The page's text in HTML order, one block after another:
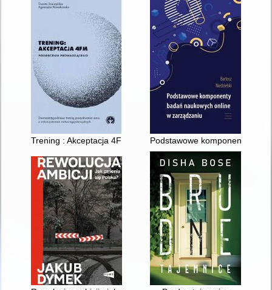
Trening : Akceptacja 4FM : podręcznik prowadzącego :
Podstawowe komponenty